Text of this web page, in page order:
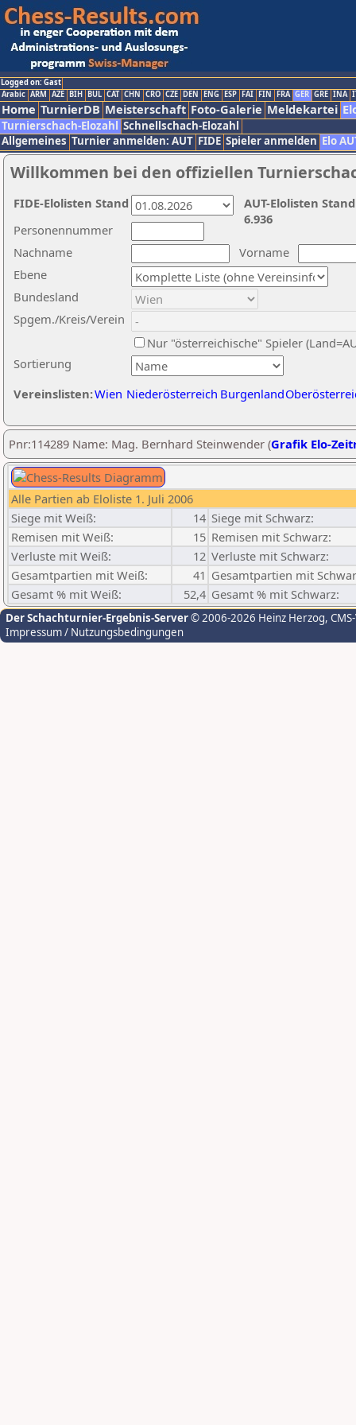
Logged on: Gast
Arabic ARM AZE BIH BUL CAT CHN CRO CZE DEN ENG ESP FAI FIN FRA GER GRE INA
Home TurnierDB Meisterschaft Foto-Galerie Meldekartei
Turnierschach-Elozahl Schnellschach-Elozahl
Allgemeines Turnier anmelden: AUT FIDE Spieler anmelden Elo
Willkommen bei den offiziellen
Nachname
Vorname
Ebene
Sortierung
Personennummer
Bundesland
Spgem./Kreis/Verein
Nur "österreichische" Spieler
Vereinslisten:Wien Niederösterreich Burgenland
AUT-Elolisten
6.936
FIDE-Elolisten Stand
Pnr:114289 Name: Mag. Bernhard Steinwender (Grafik Elo-
Alle Partien ab Eloliste 1. Juli 2006
Siege mit Weiß:
14 Siege mit Schwarz:
Remisen mit Weiß:
15 Remisen mit Schwarz:
Verluste mit Weiß:
12 Verluste mit Schwarz:
Gesamtpartien mit Weiß:
41 Gesamtpartien mit
Gesamt % mit Weiß:
52,4 Gesamt % mit Schwarz:
Der Schachturnier-Ergebnis-Server© 2006-2026 Heinz Herzog,
Impressum / Nutzungsbedingungen